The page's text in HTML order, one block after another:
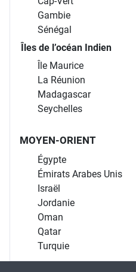
Gambie
Sénégal
Îles de l’océan Indien
Île Maurice
La Réunion
Madagascar
Seychelles
MOYEN-ORIENT
Égypte
Émirats Arabes Unis
Israël
Jordanie
Oman
Qatar
Turquie